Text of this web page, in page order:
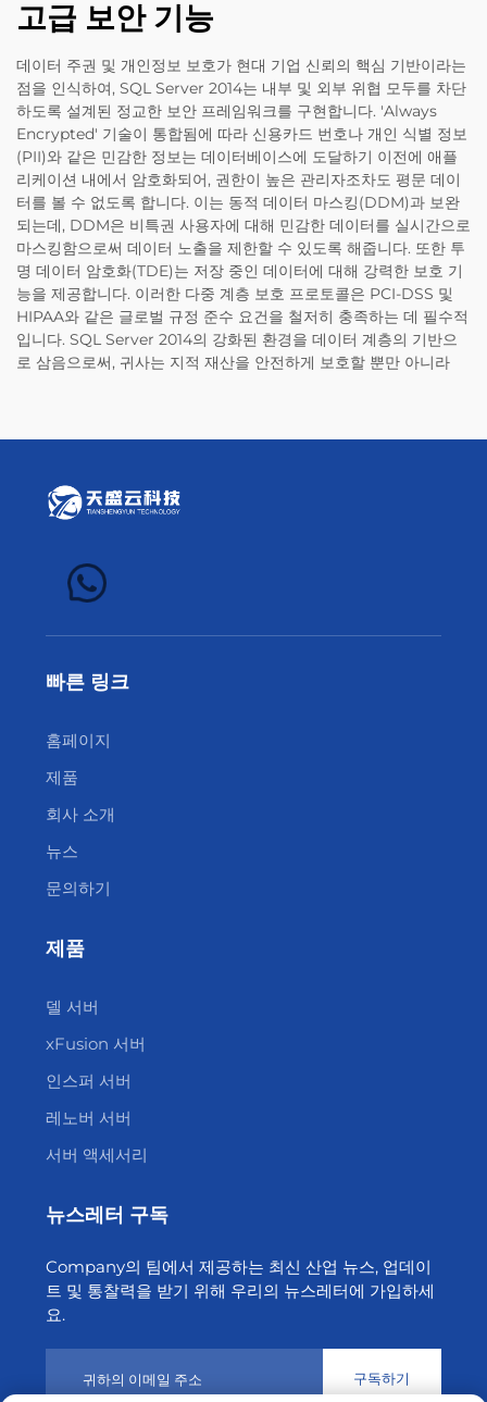
고급 보안 기능
데이터 주권 및 개인정보 보호가 현대 기업 신뢰의 핵심 기반이라는
점을 인식하여, SQL Server 2014는 내부 및 외부 위협 모두를 차단
하도록 설계된 정교한 보안 프레임워크를 구현합니다. 'Always
Encrypted' 기술이 통합됨에 따라 신용카드 번호나 개인 식별 정보
(PII)와 같은 민감한 정보는 데이터베이스에 도달하기 이전에 애플
리케이션 내에서 암호화되어, 권한이 높은 관리자조차도 평문 데이
터를 볼 수 없도록 합니다. 이는 동적 데이터 마스킹(DDM)과 보완
되는데, DDM은 비특권 사용자에 대해 민감한 데이터를 실시간으로
마스킹함으로써 데이터 노출을 제한할 수 있도록 해줍니다. 또한 투
명 데이터 암호화(TDE)는 저장 중인 데이터에 대해 강력한 보호 기
능을 제공합니다. 이러한 다중 계층 보호 프로토콜은 PCI-DSS 및
HIPAA와 같은 글로벌 규정 준수 요건을 철저히 충족하는 데 필수적
입니다. SQL Server 2014의 강화된 환경을 데이터 계층의 기반으
로 삼음으로써, 귀사는 지적 재산을 안전하게 보호할 뿐만 아니라
빠른 링크
홈페이지
제품
회사 소개
뉴스
문의하기
제품
델 서버
xFusion 서버
인스퍼 서버
레노버 서버
서버 액세서리
뉴스레터 구독
Company의 팀에서 제공하는 최신 산업 뉴스, 업데이
트 및 통찰력을 받기 위해 우리의 뉴스레터에 가입하세
요.
구독하기